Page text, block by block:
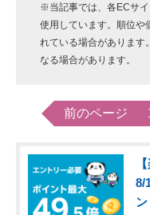
※当記事では、各ECサ
使用しています。順位や
れている場合があります
なる場合があります。
前のページ
8/
ン